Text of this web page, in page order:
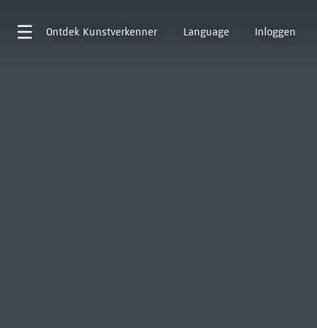
Ontdek Kunstverkenner Language Inloggen